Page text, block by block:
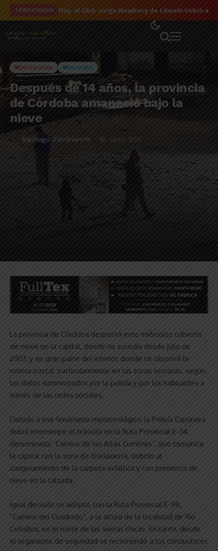
TENDENCIAS El detalle de la campaña de El Linqueño en el
Destacados Sociedad
Después de 14 años, la provincia
de Córdoba amaneció bajo la
nieve
Santiago Zambianchi 16 Junio, 2021
La provincia de Córdoba despertó este miércoles cubierta
de nieve en la capital, donde no sucedía desde julio de
2007, y en gran parte del interior, donde se observó la
misma postal, particularmente en las zonas serranas, según
los datos suministrados por la policía y por los habitantes a
través de las redes sociales.
Debido a ese fenómeno meteorológico, la Policía Caminera
debió interrumpir el tránsito en la Ruta Provincial E-34,
denominada “Camino de las Altas Cumbres”, que comunica
la capital con la zona de traslasierra, debido al
congelamiento de la carpeta asfáltica y con presencia de
nieve en la calzada.
Igual decisión se adoptó con la Ruta Provincial E-98,
“Camino del Cuadrado”, a la altura de la localidad de Río
Ceballos, en el norte de las sierras chicas. En tanto, desde
el organismo de seguridad se recomendó a los conductores